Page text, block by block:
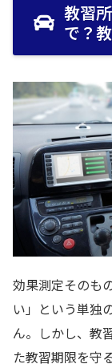
教習
で？
効果測定そのも
い」という単独
ん。しかし、教
た教習期限を守